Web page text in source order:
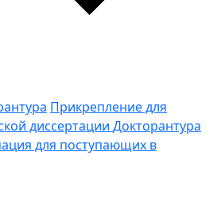
Прикрепление для
диссертации Докторантура
для поступающих в